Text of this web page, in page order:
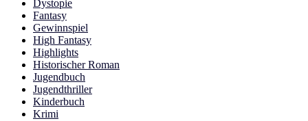
Dystopie
Fantasy
Gewinnspiel
High Fantasy
Highlights
Historischer Roman
Jugendbuch
Jugendthriller
Kinderbuch
Krimi